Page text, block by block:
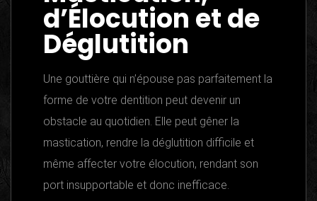
d’Élocution et de
Déglutition
Une gouttière qui n’épouse pas parfaitement la
forme de votre dentition peut devenir un
obstacle au quotidien. Elle peut gêner la
mastication, rendre la déglutition difficile et
même affecter votre élocution, rendant son
port insupportable et donc inefficace.